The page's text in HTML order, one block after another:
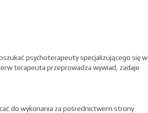
psychoterapeuty specjalizującego się w
terapeuta przeprowadza wywiad, zadaje
do wykonania za pośrednictwem strony